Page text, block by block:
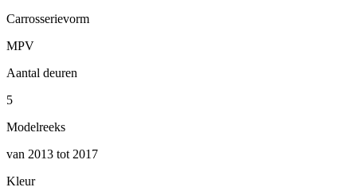
Carrosserievorm
MPV
Aantal deuren
5
Modelreeks
van 2013 tot 2017
Kleur